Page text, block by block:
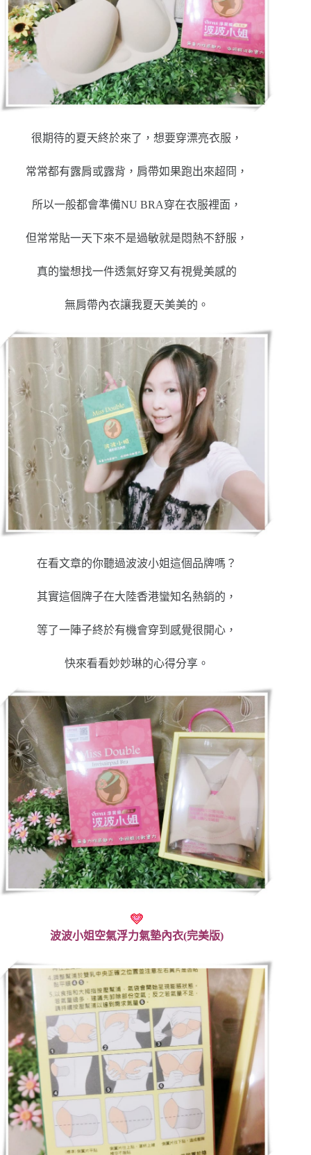
很期待的夏天終於來了，想要穿漂亮衣服，
常常都有露肩或露背，肩帶如果跑出來超冏，
所以一般都會準備NU BRA穿在衣服裡面，
但常常貼一天下來不是過敏就是悶熱不舒服，
真的蠻想找一件透氣好穿又有視覺美感的
無肩帶內衣讓我夏天美美的。
在看文章的你聽過波波小姐這個品牌嗎？
其實這個牌子在大陸香港蠻知名熱銷的，
等了一陣子終於有機會穿到感覺很開心，
快來看看妙妙琳的心得分享。
波波小姐空氣浮力氣墊內衣(完美版)